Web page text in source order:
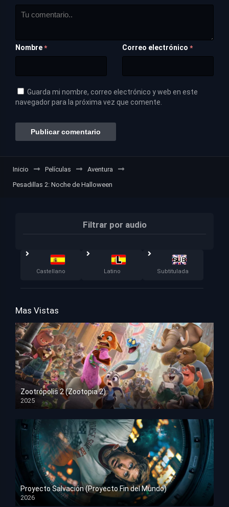
Nombre * Correo electrónico *
Guarda mi nombre, correo electrónico y web en este
navegador para la próxima vez que comente.
Inicio Películas
Aventura
Pesadillas 2: Noche de Halloween
Filtrar por audio
Castellano Latino Subtitulada
Mas Vistas
Zootrópolis 2 (Zootopia 2)
2025
HD 1080p
Proyecto Salvación (Proyecto Fin del Mundo)
2026
HD 1080p